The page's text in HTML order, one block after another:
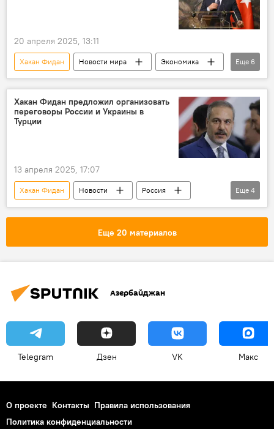
20 апреля 2025, 13:11
Хакан Фидан Новости мира
Экономика
Турция
КНР
США
Пошлины
Торговля МИД Турции
Еще 6
Хакан Фидан предложил организовать
переговоры России и Украины в
Турции
13 апреля 2025, 17:07
Хакан Фидан Новости
Россия
Украина
Турция
Переговоры
Еще 4
Еще 20 материалов
Азербайджан
Telegram Дзен VK Макс
О проекте Контакты Правила использования
Политика конфиденциальности